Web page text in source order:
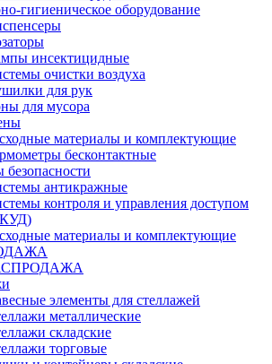
гигиеническое оборудование
инсектицидные
очистки воздуха
для рук
для мусора
материалы и комплектующие
бесконтактные
антикражные
контроля и управления доступом
материалы и комплектующие
элементы для стеллажей
металлические
складские
торговые